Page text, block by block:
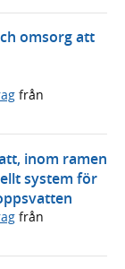
omsorg att
från
inom ramen
system för
från